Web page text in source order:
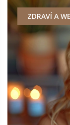
ZDRAVÍ A